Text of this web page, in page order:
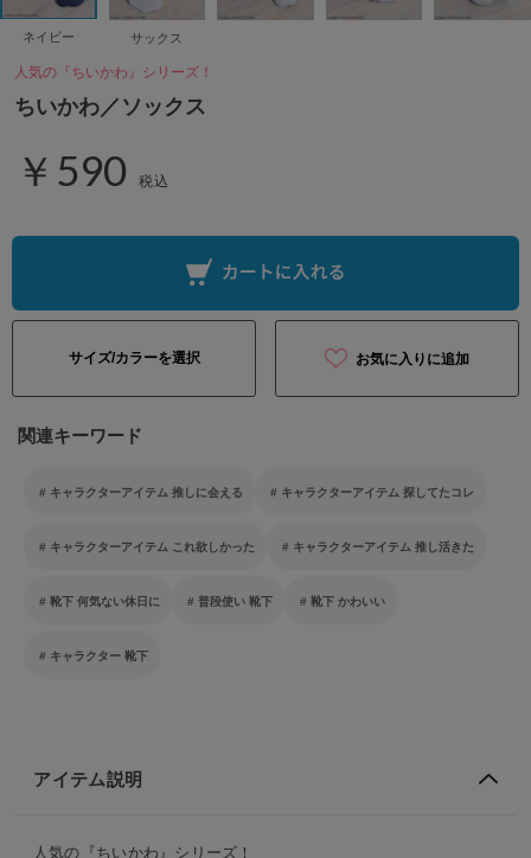
ネイビー サックス
人気の『ちいかわ』シリーズ！
ちいかわ／ソックス
￥590 税込
サイズ/カラーを選択 お気に入りに追加
関連キーワード
キャラクターアイテム 推しに会える キャラクターアイテム 探してたコレ
キャラクターアイテム これ欲しかった キャラクターアイテム 推し活きた
靴下 何気ない休日に 普段使い 靴下 靴下 かわいい
キャラクター 靴下
アイテム説明
人気の『ちいかわ』シリーズ！